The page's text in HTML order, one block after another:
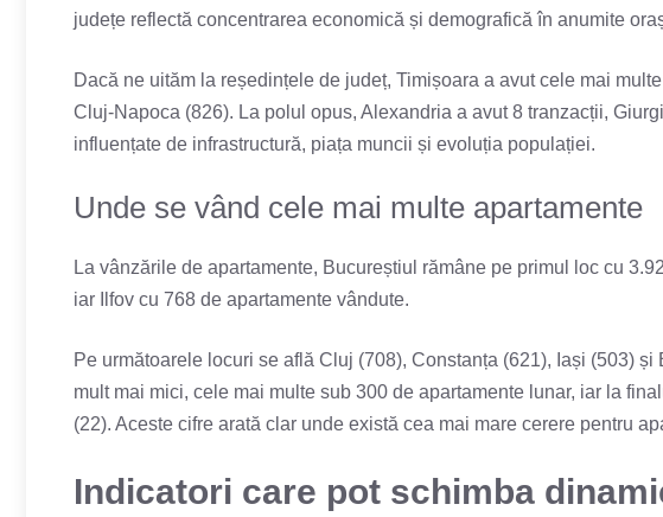
județe reflectă concentrarea economică și demografică în anumite
Dacă ne uităm la reședințele de județ, Timișoara a avut cele mai
Cluj-Napoca (826). La polul opus, Alexandria a avut 8 tranzacții,
influențate de infrastructură, piața muncii și evoluția populației.
Unde se vând cele mai multe apartamente
La vânzările de apartamente, Bucureștiul rămâne pe primul loc cu
iar Ilfov cu 768 de apartamente vândute.
Pe următoarele locuri se află Cluj (708), Constanța (621), Iași (503)
mult mai mici, cele mai multe sub 300 de apartamente lunar, iar la
(22). Aceste cifre arată clar unde există cea mai mare cerere pentru
Indicatori care pot schimba